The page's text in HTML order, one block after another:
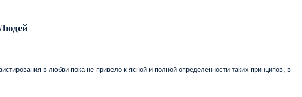
в любви пока не привело к ясной и полной определенности таких принципов, в